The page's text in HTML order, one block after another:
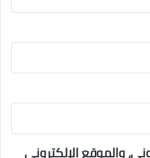
والموقع الإلكتروني